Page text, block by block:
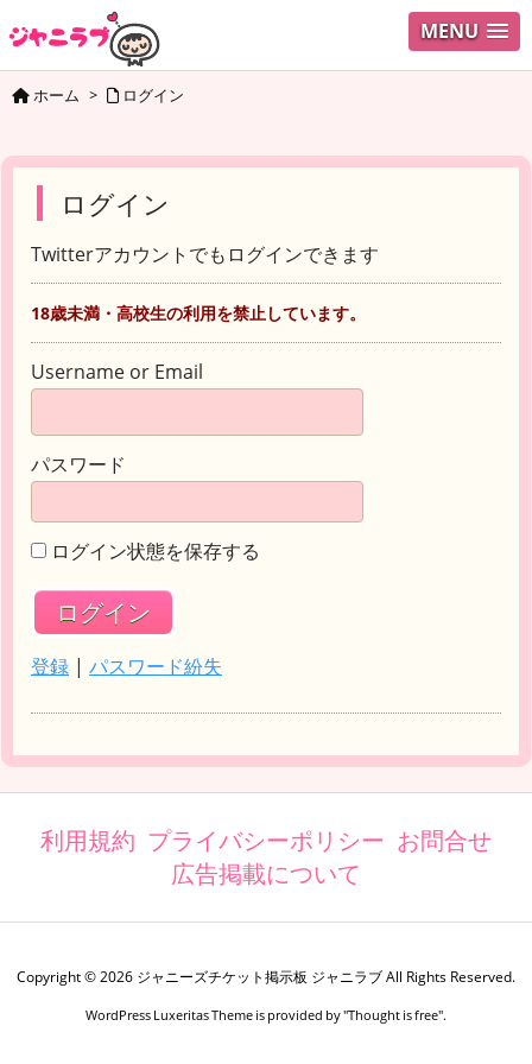
MENU
ホーム > ログイン
ログイン
Twitterアカウントでもログインできます
18歳未満・高校生の利用を禁止しています。
Username or Email
パスワード
ログイン状態を保存する
登録 | パスワード紛失
利用規約 プライバシーポリシー お問合せ
広告掲載について
Copyright ©2026 ジャニーズチケット掲示板 ジャニラブAll Rights Reserved.
WordPress Luxeritas Theme is provided by "Thought is free".